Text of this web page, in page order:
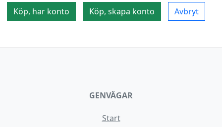
Köp, har konto Köp, skapa konto Avbryt
GENVÄGAR
Start